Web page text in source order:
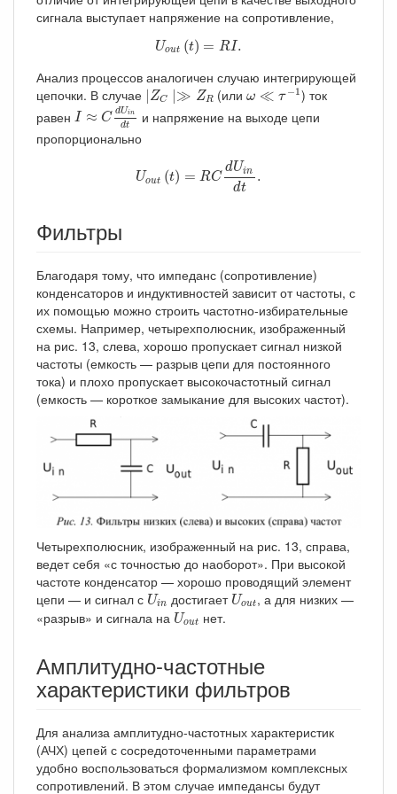
сигнала выступает напряжение на сопротивление,
Uout (t) = RI.
U ut(t RI.
Анализ процессов аналогичен случаю интегрирующей
цепочки. В случае ∣ZC ∣≫ ZR
∣ZC∣≫ ZR (илиω ≪ τ −1
ω≪τ−1) ток
равен I ≈ C
dUin
dt
I≈ C dUindtи напряжение на выходе цепи
пропорционально
Uout (t) = RC
dUin
dt
.
Uind
Фильтры
Благодаря тому, что импеданс (сопротивление)
конденсаторов и индуктивностей зависит от частоты, с
их помощью можно строить частотно-избирательные
схемы. Например, четырехполюсник, изображенный
на рис. 13, слева, хорошо пропускает сигнал низкой
частоты (емкость — разрыв цепи для постоянного
тока) и плохо пропускает высокочастотный сигнал
(емкость — короткое замыкание для высоких частот).
Четырехполюсник, изображенный на рис. 13, справа,
ведет себя «с точностью до наоборот». При высокой
частоте конденсатор — хорошо проводящий элемент
цепи — и сигнал с Uin
Ui достигает Uout
Uout
, а для низких —
«разрыв» и сигнала на Uout
Uo tнет.
Амплитудно-частотные
характеристики фильтров
Для анализа амплитудно-частотных характеристик
(АЧХ) цепей с сосредоточенными параметрами
удобно воспользоваться формализмом комплексных
сопротивлений. В этом случае импедансы будут